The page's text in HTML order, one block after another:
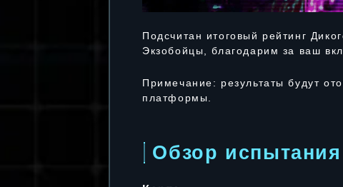
Подсчитан итоговый рейтинг
Экзобойцы, благодарим за ваш
Примечание: результаты будут
платформы.
Обзор испытания